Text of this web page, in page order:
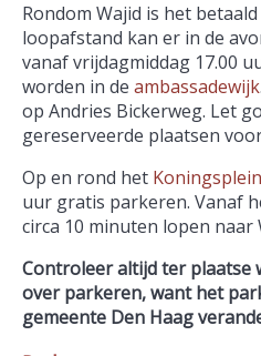
Rondom Wajid is het
loopafstand kan er in de
vanaf vrijdagmiddag 17.00
worden in de ambassadewijk
op Andries Bickerweg. Let
gereserveerde plaatsen
Op en rond het Koningsplein
uur gratis parkeren. Vanaf
circa 10 minuten lopen naar
Controleer altijd ter plaatse
over parkeren, want het
gemeente Den Haag